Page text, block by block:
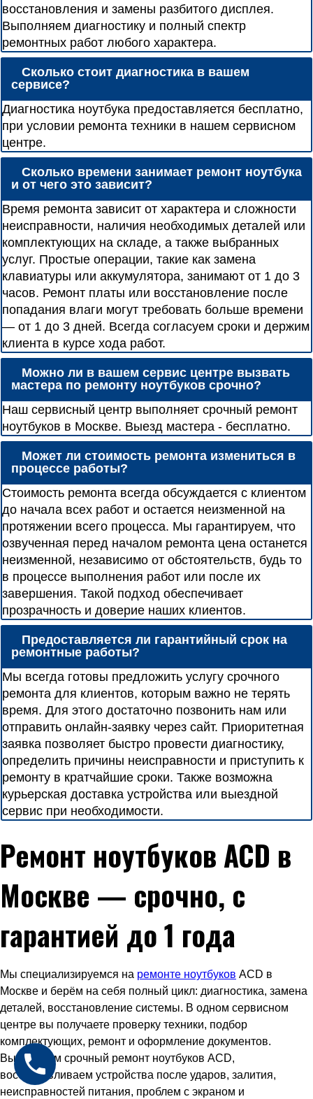
восстановления и замены разбитого дисплея.
Выполняем диагностику и полный спектр
ремонтных работ любого характера.
Сколько стоит диагностика в вашем
сервисе?
Диагностика ноутбука предоставляется бесплатно,
при условии ремонта техники в нашем сервисном
центре.
Сколько времени занимает ремонт ноутбука
и от чего это зависит?
Время ремонта зависит от характера и сложности
неисправности, наличия необходимых деталей или
комплектующих на складе, а также выбранных
услуг. Простые операции, такие как замена
клавиатуры или аккумулятора, занимают от 1 до 3
часов. Ремонт платы или восстановление после
попадания влаги могут требовать больше времени
— от 1 до 3 дней. Всегда согласуем сроки и держим
клиента в курсе хода работ.
Можно ли в вашем сервис центре вызвать
мастера по ремонту ноутбуков срочно?
Наш сервисный центр выполняет срочный ремонт
ноутбуков в Москве. Выезд мастера - бесплатно.
Может ли стоимость ремонта измениться в
процессе работы?
Стоимость ремонта всегда обсуждается с клиентом
до начала всех работ и остается неизменной на
протяжении всего процесса. Мы гарантируем, что
озвученная перед началом ремонта цена останется
неизменной, независимо от обстоятельств, будь то
в процессе выполнения работ или после их
завершения. Такой подход обеспечивает
прозрачность и доверие наших клиентов.
Предоставляется ли гарантийный срок на
ремонтные работы?
Мы всегда готовы предложить услугу срочного
ремонта для клиентов, которым важно не терять
время. Для этого достаточно позвонить нам или
отправить онлайн-заявку через сайт. Приоритетная
заявка позволяет быстро провести диагностику,
определить причины неисправности и приступить к
ремонту в кратчайшие сроки. Также возможна
курьерская доставка устройства или выездной
сервис при необходимости.
Ремонт ноутбуков ACD в
Москве — срочно, с
гарантией до 1 года
Мы специализируемся на ремонте ноутбуков ACD в
Москве и берём на себя полный цикл: диагностика, замена
деталей, восстановление системы. В одном сервисном
центре вы получаете проверку техники, подбор
комплектующих, ремонт и оформление документов.
Выполняем срочный ремонт ноутбуков ACD,
восстанавливаем устройства после ударов, залития,
неисправностей питания, проблем с экраном и